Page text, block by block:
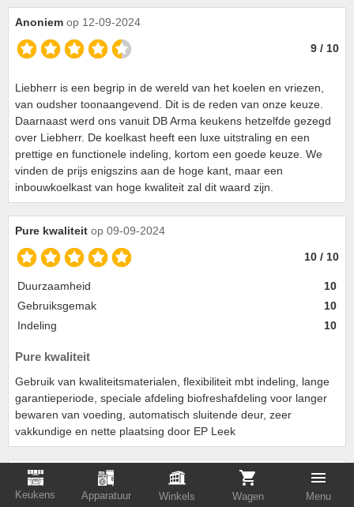
Keukens Apparatuur Winkels Wagen Menu
Anoniem op 12-09-2024
9 / 10
Liebherr is een begrip in de wereld van het koelen en vriezen,
van oudsher toonaangevend. Dit is de reden van onze keuze.
Daarnaast werd ons vanuit DB Arma keukens hetzelfde gezegd
over Liebherr. De koelkast heeft een luxe uitstraling en een
prettige en functionele indeling, kortom een goede keuze. We
vinden de prijs enigszins aan de hoge kant, maar een
inbouwkoelkast van hoge kwaliteit zal dit waard zijn.
Pure kwaliteit op 09-09-2024
10 / 10
Duurzaamheid
10
Gebruiksgemak
10
Indeling
10
Pure kwaliteit
Gebruik van kwaliteitsmaterialen, flexibiliteit mbt indeling, lange
garantieperiode, speciale afdeling biofreshafdeling voor langer
bewaren van voeding, automatisch sluitende deur, zeer
vakkundige en nette plaatsing door EP Leek
Kobus op 28-07-2024
10 / 10